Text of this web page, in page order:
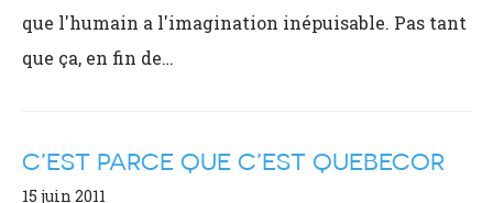
que l'humain a l'imagination inépuisable. Pas tant
que ça, en fin de…
C’EST PARCE QUE C’EST QUEBECOR
15 juin 2011